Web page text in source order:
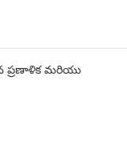
ప్రణాళిక మరియు